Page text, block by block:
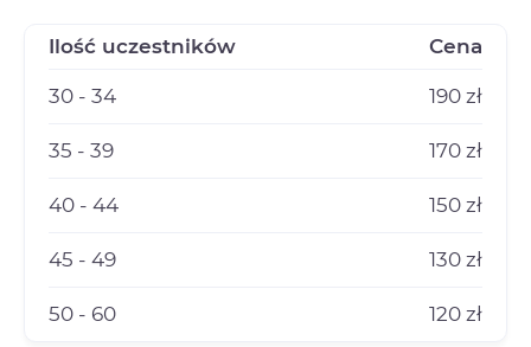
Ilość uczestników Cena
30 - 34 190 zł
35 - 39 170 zł
40 - 44 150 zł
45 - 49 130 zł
50 - 60 120 zł